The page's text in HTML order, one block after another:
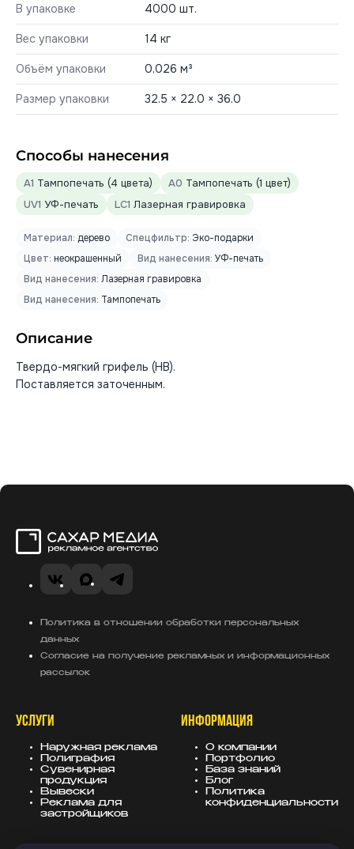
В упаковке 4000 шт.
Вес упаковки 14 кг
Объём упаковки 0,026 м³
Размер упаковки 32.5 × 22.0 × 36.0
Способы нанесения
A1 Тампопечать (4 цвета) A0 Тампопечать (1 цвет)
UV1 УФ-печать LC1 Лазерная гравировка
Материал: дерево Спецфильтр: Эко-подарки
Цвет: неокрашенный Вид нанесения: УФ-печать
Вид нанесения: Лазерная гравировка
Вид нанесения: Тампопечать
Описание
Твердо-мягкий грифель (HB).
Поставляется заточенным.
VK MAXTelegram
Политика в отношении обработки персональных
данных
Согласие на получение рекламных и информационных
рассылок
УСЛУГИ
Наружная реклама
Полиграфия
Сувенирная
продукция
Вывески
Реклама для
застройщиков
ИНФОРМАЦИЯ
О компании
Портфолио
База знаний
Блог
Политика
конфиденциальности